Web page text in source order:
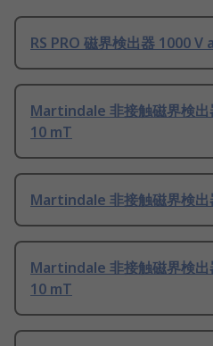
RS PRO 磁界検出器 1000 V
Martindale 非接触磁界検出
10 mT
Martindale 非接触磁界検出
Martindale 非接触磁界検出
10 mT